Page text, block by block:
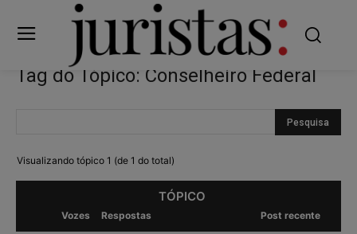
Tag do Tópico: Conselheiro Federal
Visualizando tópico 1 (de 1 do total)
TÓPICO
Vozes Respostas Post recente